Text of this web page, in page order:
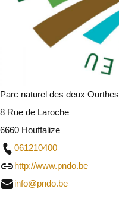
Parc naturel des deux Ourthes
8 Rue de Laroche
6660 Houffalize
061210400
http://www.pndo.be
info@pndo.be